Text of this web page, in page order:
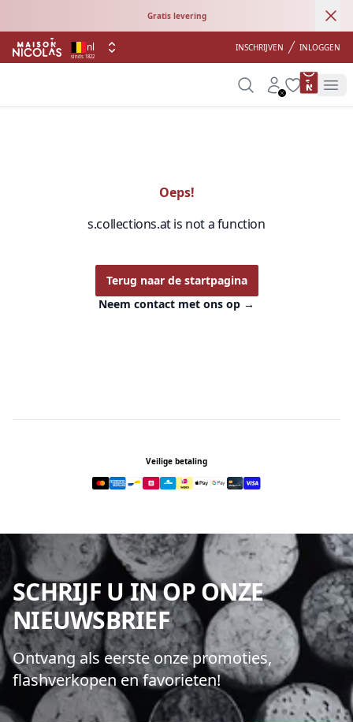
Gratis levering
sinds 1822
nl INSCHRIJVEN INLOGGEN
SearchAccount
Wishlist
Oeps!
s.collections.at is not a function
Terug naar de startpagina
Neem contact met ons op →
Veilige betaling
SCHRIJF U IN OP ONZE
NIEUWSBRIEF
Ontvang als eerste onze promoties,
flashverkopen en favorieten!